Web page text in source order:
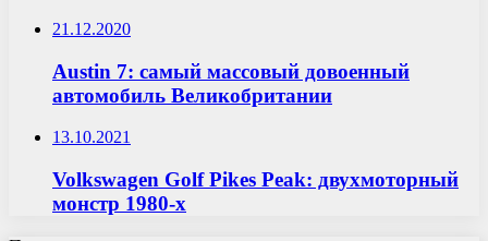
21.12.2020
Austin 7: самый массовый довоенный
автомобиль Великобритании
13.10.2021
Volkswagen Golf Pikes Peak: двухмоторный
монстр 1980-х